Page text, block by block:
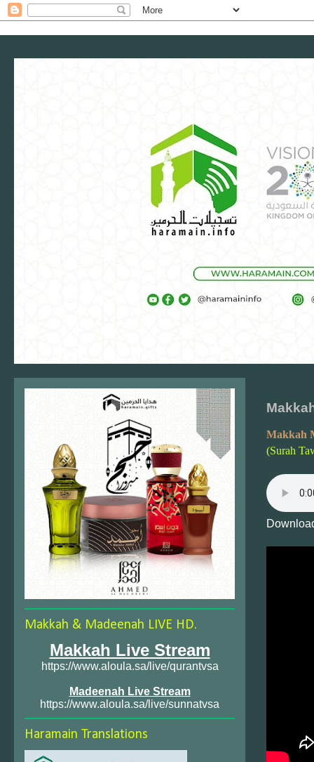
Makkah
(Surah
Makkah & Madeenah LIVE HD.
Makkah Live Stream
https://www.aloula.sa/live/qurantvsa
Madeenah Live Stream
https://www.aloula.sa/live/sunnatvsa
Haramain Translations